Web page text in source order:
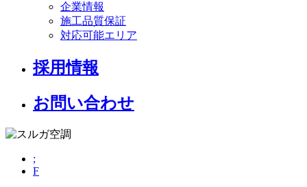
企業情報
施工品質保証
対応可能エリア
採用情報
お問い合わせ
;
F